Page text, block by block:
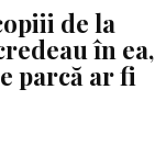
de la
în ea,
parcă ar fi